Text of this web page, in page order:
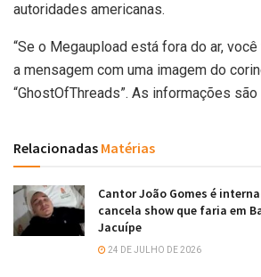
autoridades americanas.
“Se o Megaupload está fora do ar,
a mensagem com uma imagem do
“GhostOfThreads”. As informações
Relacionadas Matérias
Cantor João Gomes é
cancela show que faria em
Jacuípe
24 DE JULHO DE 2026